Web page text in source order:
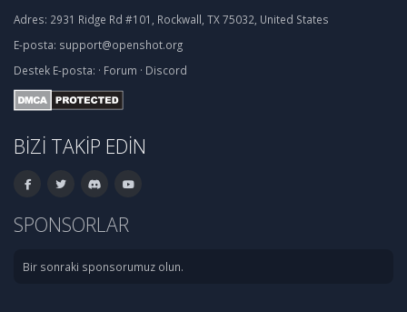
Adres: 2931 Ridge Rd #101, Rockwall, TX 75032, United States
E-posta: support@openshot.org
Destek E-posta: · Forum · Discord
BIZI TAKIP EDIN
SPONSORLAR
Bir sonraki sponsorumuz olun.